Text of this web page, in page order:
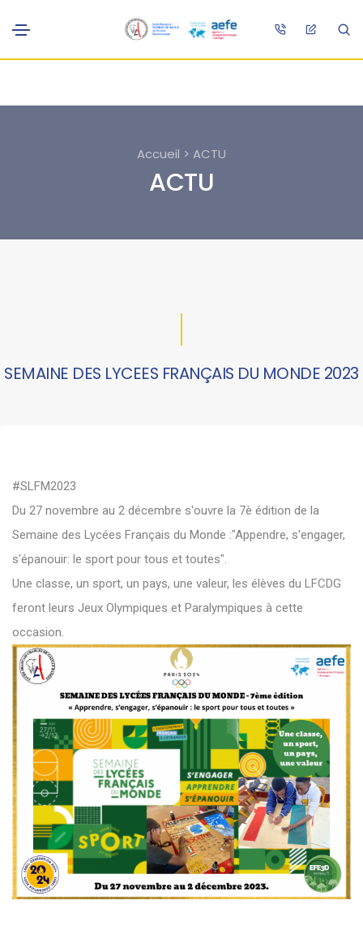
Accueil > ACTU
ACTU
SEMAINE DES LYCEES FRANÇAIS DU MONDE 2023
#SLFM2023
Du 27 novembre au 2 décembre s'ouvre la 7è édition de la
Semaine des Lycées Français du Monde :"Appendre, s'engager,
s'épanouir: le sport pour tous et toutes".
Une classe, un sport, un pays, une valeur, les élèves du LFCDG
feront leurs Jeux Olympiques et Paralympiques à cette
occasion.